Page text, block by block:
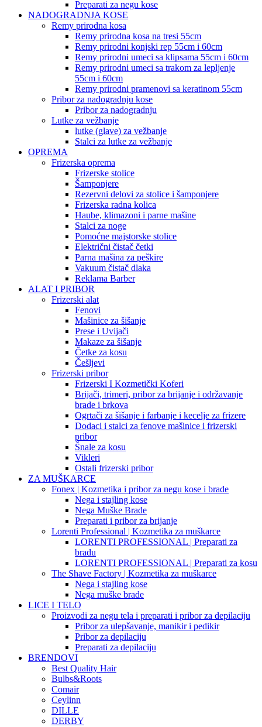
Preparati za negu kose
NADOGRADNJA KOSE
Remy prirodna kosa
Remy prirodna kosa na tresi 55cm
Remy prirodni konjski rep 55cm i 60cm
Remy prirodni umeci sa klipsama 55cm i 60cm
Remy prirodni umeci sa trakom za lepljenje
55cm i 60cm
Remy prirodni pramenovi sa keratinom 55cm
Pribor za nadogradnju kose
Pribor za nadogradnju
Lutke za vežbanje
lutke (glave) za vežbanje
Stalci za lutke za vežbanje
OPREMA
Frizerska oprema
Frizerske stolice
Šamponjere
Rezervni delovi za stolice i šamponjere
Frizerska radna kolica
Haube, klimazoni i parne mašine
Stalci za noge
Pomoćne majstorske stolice
Električni čistač četki
Parna mašina za peškire
Vakuum čistač dlaka
Reklama Barber
ALAT I PRIBOR
Frizerski alat
Fenovi
Mašinice za šišanje
Prese i Uvijači
Makaze za šišanje
Četke za kosu
Češljevi
Frizerski pribor
Frizerski I Kozmetički Koferi
Brijači, trimeri, pribor za brijanje i održavanje
brade i brkova
Ogrtači za šišanje i farbanje i kecelje za frizere
Dodaci i stalci za fenove mašinice i frizerski
pribor
Šnale za kosu
Vikleri
Ostali frizerski pribor
ZA MUŠKARCE
Fonex | Kozmetika i pribor za negu kose i brade
Nega i stajling kose
Nega Muške Brade
Preparati i pribor za brijanje
Lorenti Professional | Kozmetika za muškarce
LORENTI PROFESSIONAL | Preparati za
bradu
LORENTI PROFESSIONAL | Preparati za kosu
The Shave Factory | Kozmetika za muškarce
Nega i stajling kose
Nega muške brade
LICE I TELO
Proizvodi za negu tela i preparati i pribor za depilaciju
Pribor za ulepšavanje, manikir i pedikir
Pribor za depilaciju
Preparati za depilaciju
BRENDOVI
Best Quality Hair
Bulbs&Roots
Comair
Ceylinn
DILLE
DERBY